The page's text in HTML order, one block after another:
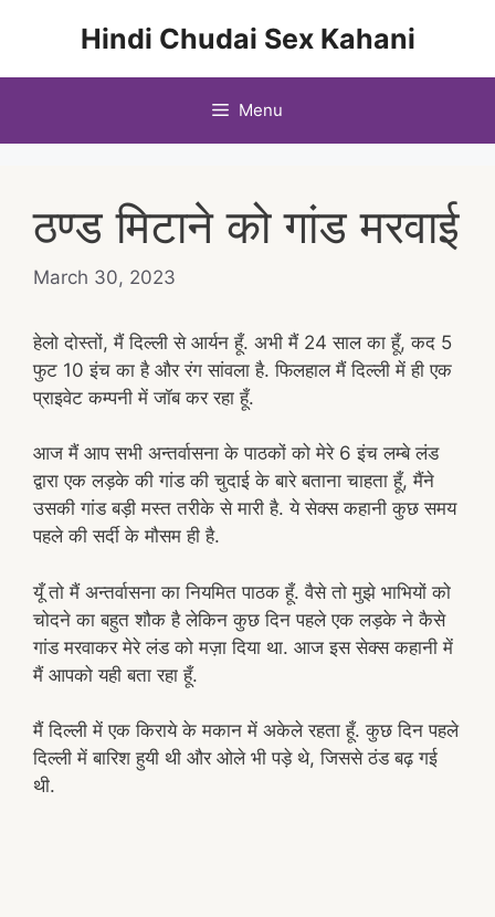
Hindi Chudai Sex Kahani
Menu
ठण्ड मिटाने को गांड मरवाई
March 30, 2023
हेलो दोस्तों, मैं दिल्ली से आर्यन हूँ. अभी मैं 24 साल का हूँ, कद 5
फुट 10 इंच का है और रंग सांवला है. फिलहाल मैं दिल्ली में ही एक
प्राइवेट कम्पनी में जॉब कर रहा हूँ.
आज मैं आप सभी अन्तर्वासना के पाठकों को मेरे 6 इंच लम्बे लंड
द्वारा एक लड़के की गांड की चुदाई के बारे बताना चाहता हूँ, मैंने
उसकी गांड बड़ी मस्त तरीके से मारी है. ये सेक्स कहानी कुछ समय
पहले की सर्दी के मौसम ही है.
यूँ तो मैं अन्तर्वासना का नियमित पाठक हूँ. वैसे तो मुझे भाभियों को
चोदने का बहुत शौक है लेकिन कुछ दिन पहले एक लड़के ने कैसे
गांड मरवाकर मेरे लंड को मज़ा दिया था. आज इस सेक्स कहानी में
मैं आपको यही बता रहा हूँ.
मैं दिल्ली में एक किराये के मकान में अकेले रहता हूँ. कुछ दिन पहले
दिल्ली में बारिश हुयी थी और ओले भी पड़े थे, जिससे ठंड बढ़ गई
थी.